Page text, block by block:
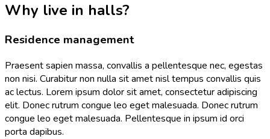
Why live in halls?
Residence management
Praesent sapien massa, convallis a pellentesque nec, egestas
non nisi. Curabitur non nulla sit amet nisl tempus convallis quis
ac lectus. Lorem ipsum dolor sit amet, consectetur adipiscing
elit. Donec rutrum congue leo eget malesuada. Donec rutrum
congue leo eget malesuada. Pellentesque in ipsum id orci
porta dapibus.